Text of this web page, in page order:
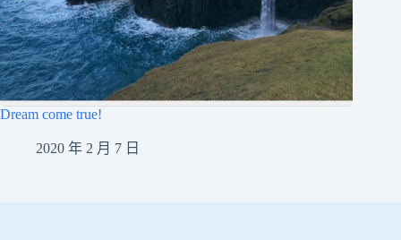
Dream come true!
2020 年 2 月 7 日